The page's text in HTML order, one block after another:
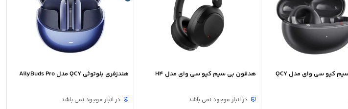
هندزفری بی سیم کیو سی وای مدل QCY
هدفون بی سیم کیو سی وای مدل H4
در انبار موجود نمی باشد
هندزفری بلوتوثی QCY مدل AilyBuds Pro
در انبار موجود نمی باشد